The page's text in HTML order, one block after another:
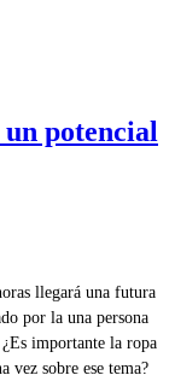
potencial
llegará una futura
por la una persona
importante la ropa
vez sobre ese tema?